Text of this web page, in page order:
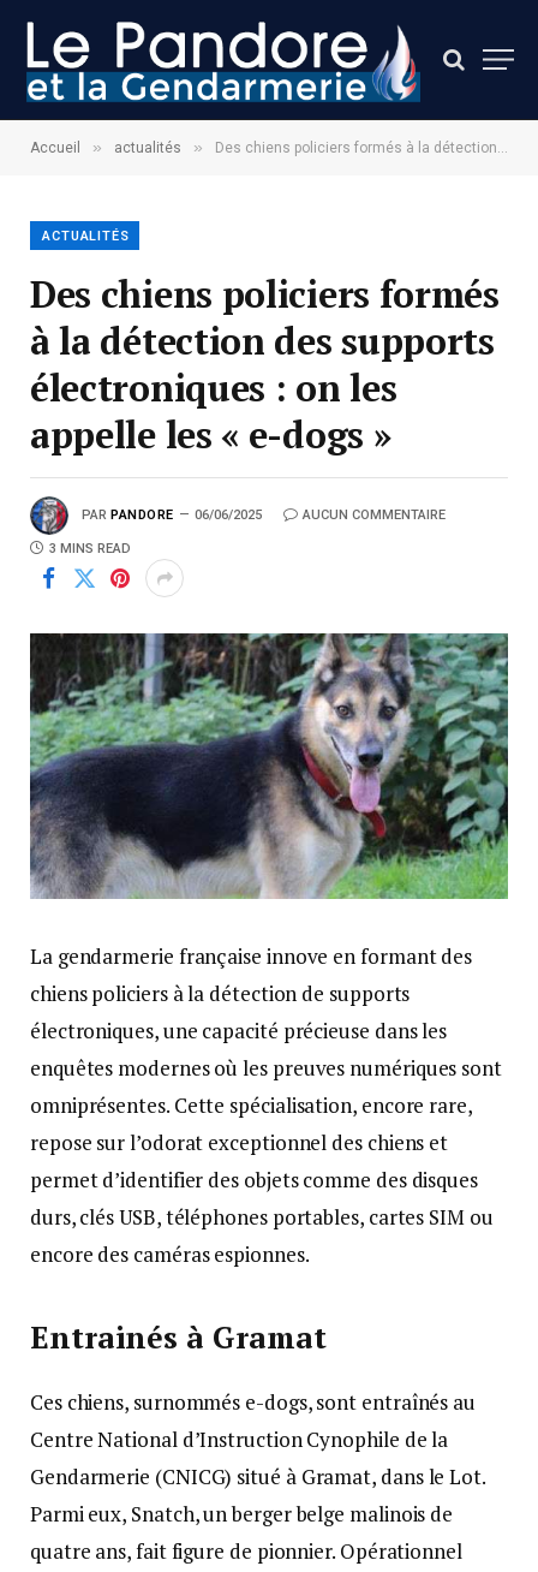
Accueil » actualités » Des chiens policiers formés à la détection des supports électroniques : on les appelle les « e-dogs »
ACTUALITÉS
Des chiens policiers formés
à la détection des supports
électroniques : on les
appelle les « e-dogs »
PAR PANDORE 06/06/2025 AUCUN COMMENTAIRE
3 MINS READ
La gendarmerie française innove en formant des
chiens policiers à la détection de supports
électroniques, une capacité précieuse dans les
enquêtes modernes où les preuves numériques sont
omniprésentes. Cette spécialisation, encore rare,
repose sur l’odorat exceptionnel des chiens et
permet d’identifier des objets comme des disques
durs, clés USB, téléphones portables, cartes SIM ou
encore des caméras espionnes.
Entrainés à Gramat
Ces chiens, surnommés e-dogs, sont entraînés au
Centre National d’Instruction Cynophile de la
Gendarmerie (CNICG) situé à Gramat, dans le Lot.
Parmi eux, Snatch, un berger belge malinois de
quatre ans, fait figure de pionnier. Opérationnel